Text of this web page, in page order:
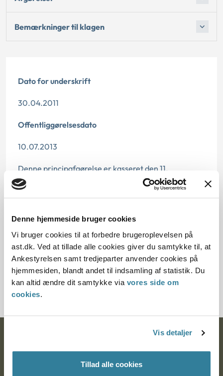
Denne hjemmeside bruger cookies
Vi bruger cookies til at forbedre brugeroplevelsen på
ast.dk. Ved at tillade alle cookies giver du samtykke til, at
Ankestyrelsen samt tredjeparter anvender cookies på
hjemmesiden, blandt andet til indsamling af statistik. Du
kan altid ændre dit samtykke via vores side om
cookies.
Vis detaljer
Tillad alle cookies
Bemærkninger til klagen
Dato for underskrift
30.04.2011
Offentliggørelsesdato
10.07.2013
Denne principafgørelse er kasseret den 11.
november 2019, idet den er erstattet af
principafgørelse nr. 55-19.
Paragraf
§ 2 § 5 § 6
Journalnummer
1204210-09